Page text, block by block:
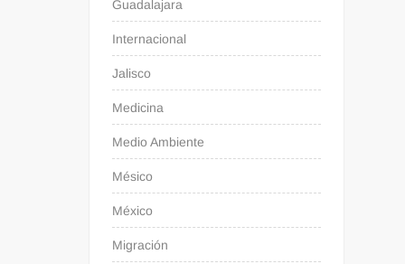
Guadalajara
Internacional
Jalisco
Medicina
Medio Ambiente
Mésico
México
Migración